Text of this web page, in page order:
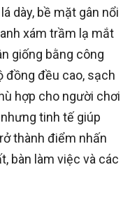
dày, bề mặt gân nổi
xám trầm lạ mắt
giống bằng công
đồng đều cao, sạch
hợp cho người chơi
tinh tế giúp
thành điểm nhấn
bàn làm việc và các